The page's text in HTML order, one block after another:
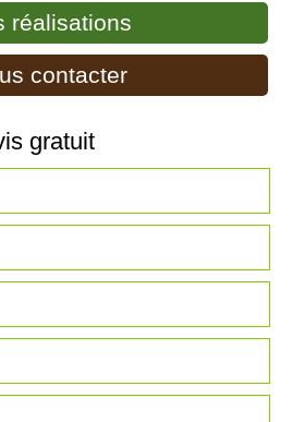
réalisations
contacter
gratuit